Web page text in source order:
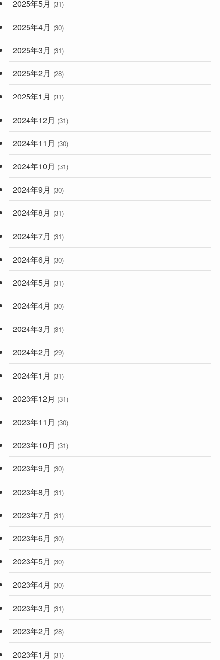
2025年5月 (31)
2025年4月 (30)
2025年3月 (31)
2025年2月 (28)
2025年1月 (31)
2024年12月 (31)
2024年11月 (30)
2024年10月 (31)
2024年9月 (30)
2024年8月 (31)
2024年7月 (31)
2024年6月 (30)
2024年5月 (31)
2024年4月 (30)
2024年3月 (31)
2024年2月 (29)
2024年1月 (31)
2023年12月 (31)
2023年11月 (30)
2023年10月 (31)
2023年9月 (30)
2023年8月 (31)
2023年7月 (31)
2023年6月 (30)
2023年5月 (30)
2023年4月 (30)
2023年3月 (31)
2023年2月 (28)
2023年1月 (31)